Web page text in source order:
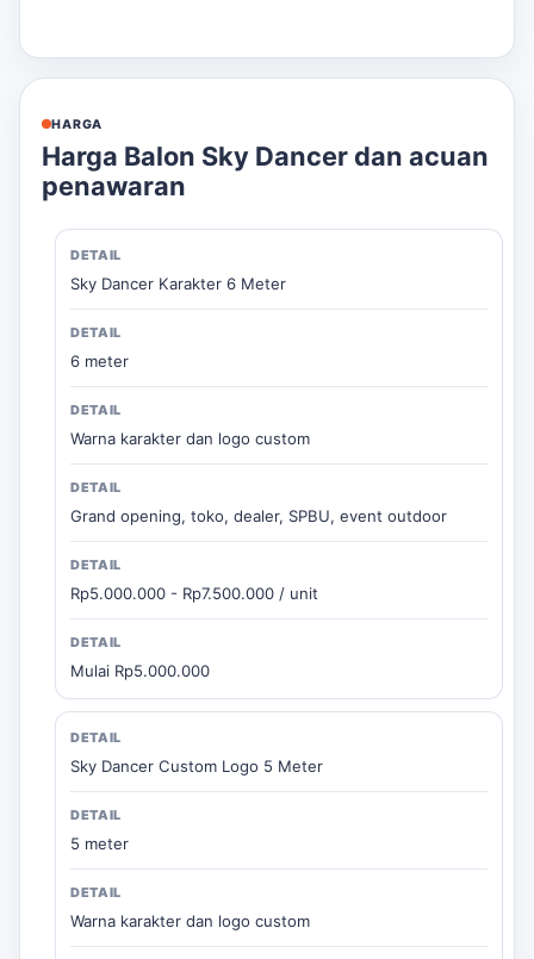
HARGA
Harga Balon Sky Dancer dan acuan
penawaran
Sky Dancer Karakter 6 Meter
6 meter
Warna karakter dan logo custom
Grand opening, toko, dealer, SPBU, event outdoor
Rp5.000.000 - Rp7.500.000 / unit
Mulai Rp5.000.000
Sky Dancer Custom Logo 5 Meter
5 meter
Warna karakter dan logo custom